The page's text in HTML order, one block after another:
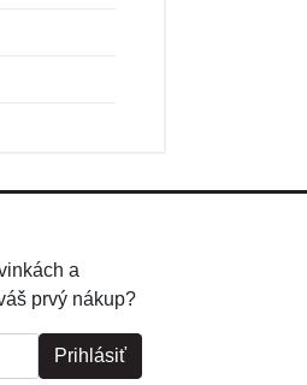
a
prvý nákup?
Prihlásiť